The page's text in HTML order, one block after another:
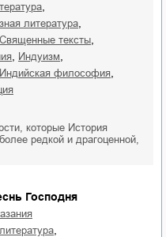
литература
священные тексты
индуизм
индийская философия
которые История
редкой и драгоценной,
Господня